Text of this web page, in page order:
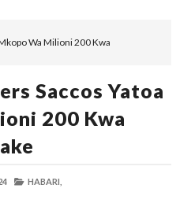
SAMIA, MUSEVEN WASHUHUDIA
ELIMU YA URASIMISHAJI
06 2026
Ataka Watu Wafichue
ASSENGA
-Aug 06 2026
Wa Milioni 200 Kwa
Saccos Yatoa
200 Kwa
HABARI,